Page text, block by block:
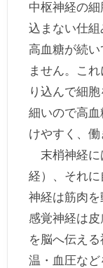
中枢神経の
込まない仕
高血糖が続
ません。こ
り込んで細
細いので高
けやすく、働
末梢神経に
経）、それ
神経は筋肉を
感覚神経は
を脳へ伝え
温・血圧な